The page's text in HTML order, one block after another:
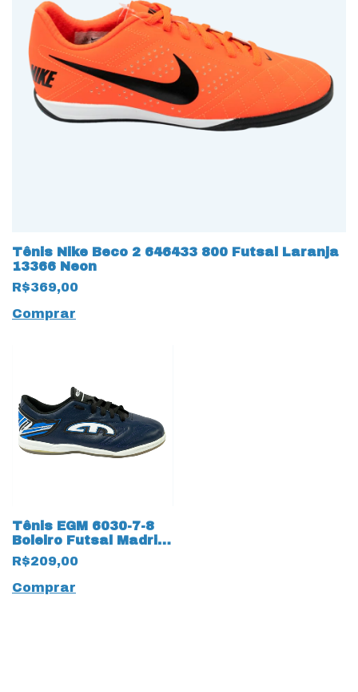
Tênis Nike Beco 2 646433 800 Futsal Laranja
13366 Neon
R$369,00
Comprar
Tênis EGM 6030-7-8
Boleiro Futsal Madri
em Couro Legítimo
Marinho
R$209,00
Comprar